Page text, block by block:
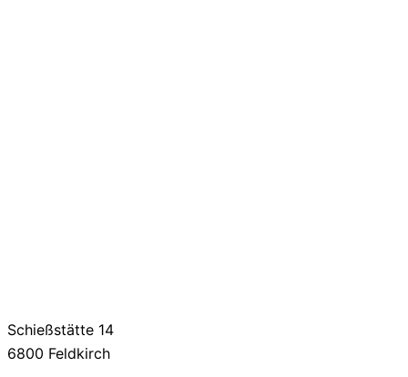
Schießstätte 14
6800 Feldkirch